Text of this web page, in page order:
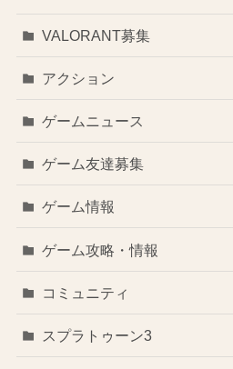
VALORANT募集
アクション
ゲームニュース
ゲーム友達募集
ゲーム情報
ゲーム攻略・情報
コミュニティ
スプラトゥーン3